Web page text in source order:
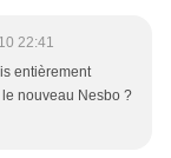
22:41
entièrement
nouveau Nesbo ?